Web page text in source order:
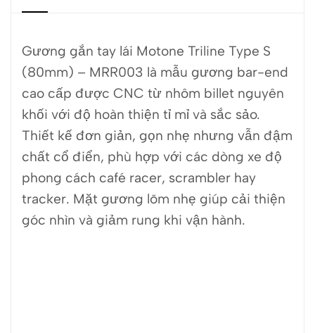
Gương gắn tay lái Motone Triline Type S
(80mm) – MRR003 là mẫu gương bar-end
cao cấp được CNC từ nhôm billet nguyên
khối với độ hoàn thiện tỉ mỉ và sắc sảo.
Thiết kế đơn giản, gọn nhẹ nhưng vẫn đậm
chất cổ điển, phù hợp với các dòng xe độ
phong cách café racer, scrambler hay
tracker. Mặt gương lõm nhẹ giúp cải thiện
góc nhìn và giảm rung khi vận hành.